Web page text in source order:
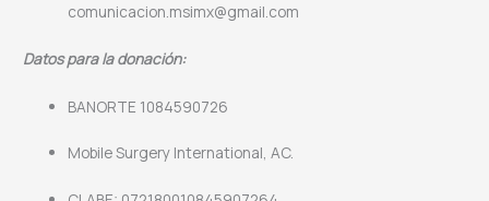
comunicacion.msimx@gmail.com
Datos para la donación:
BANORTE 1084590726
Mobile Surgery International, AC.